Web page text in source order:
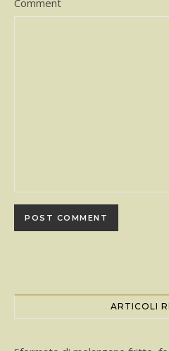
Comment
ARTICOLI